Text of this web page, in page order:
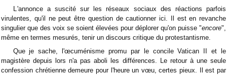
L'annonce a suscité sur les réseaux sociaux des réactions parfois
virulentes, qu'il ne peut être question de cautionner ici. Il est en revanche
singulier que des voix se soient élevées pour déplorer qu'on puisse "encore",
même en termes mesurés, tenir un discours critique du protestantisme.
Que je sache, l'œcuménisme promu par le concile Vatican II et le
magistère depuis lors n'a pas aboli les différences. Le retour à une seule
confession chrétienne demeure pour l'heure un vœu, certes pieux. Il est par